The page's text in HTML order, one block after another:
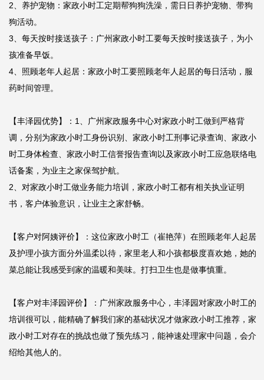
2、养护宠物：家政小时工定期帮狗狗洗澡，需日日养护宠物、带狗
狗活动。
3、每天按时接送孩子：广州家政小时工要每天按时接送孩子，为小
孩准备早饭。
4、照顾老年人起居：家政小时工要照顾老年人起居的每日活动，服
药时间管理。
【丰泽园优势】：1、广州家政服务中心对家政小时工做到严格背
调，分别为家政小时工身份识别、家政小时工刑事记录查询、家政小
时工身体检查、家政小时工信誉报告查询以及家政小时工应急联络电
话备案，为业主之家保驾护航。
2、对家政小时工做业务能力培训，家政小时工都有相关执业证明
书，客户体验意识，让业主之家舒畅。
【客户对阿姨评价】：这位家政小时工（崔艳萍）在照顾老年人起居
及护理小孩方面分外温柔以待，家里老人和小孩都极度喜欢她，她的
菜总能让我感受到家的温暖和美味。打扫卫生也是做事慎重。
【客户对丰泽园评价】：广州家政服务中心，丰泽园对家政小时工的
培训很可以，能精确了解我们家的基础状况才做家政小时工推荐，家
政小时工对存在的挑战也做了预先练习，能神速处理家中问题，会介
绍给其他人的。